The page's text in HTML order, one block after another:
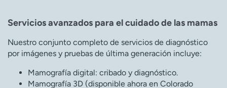
Servicios avanzados para el cuidado de las mamas
Nuestro conjunto completo de servicios de diagnóstico
por imágenes y pruebas de última generación incluye:
Mamografía digital: cribado y diagnóstico.
Mamografía 3D (disponible ahora en Colorado